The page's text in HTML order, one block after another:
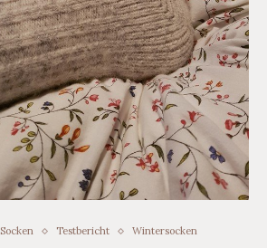
Socken Testbericht Wintersocken